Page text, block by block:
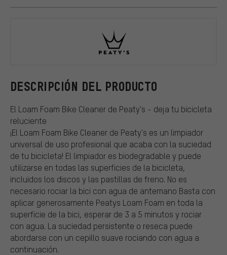
DESCRIPCIÓN DEL PRODUCTO
El Loam Foam Bike Cleaner de Peaty's - deja tu bicicleta
reluciente
¡El Loam Foam Bike Cleaner de Peaty's es un limpiador
universal de uso profesional que acaba con la suciedad
de tu bicicleta! El limpiador es biodegradable y puede
utilizarse en todas las superficies de la bicicleta,
incluidos los discos y las pastillas de freno. No es
necesario rociar la bici con agua de antemano Basta con
aplicar generosamente Peatys Loam Foam en toda la
superficie de la bici, esperar de 3 a 5 minutos y rociar
con agua. La suciedad persistente o reseca puede
abordarse con un cepillo suave rociando con agua a
continuación.